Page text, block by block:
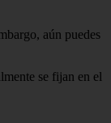
aún puedes
se fijan en el